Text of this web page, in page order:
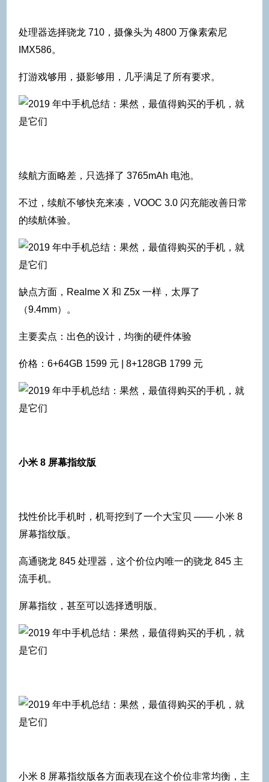
处理器选择骁龙 710，摄像头为 4800 万像素索尼
IMX586。
打游戏够用，摄影够用，几乎满足了所有要求。
续航方面略差，只选择了 3765mAh 电池。
不过，续航不够快充来凑，VOOC 3.0 闪充能改善日常
的续航体验。
缺点方面，Realme X 和 Z5x 一样，太厚了
（9.4mm）。
主要卖点：出色的设计，均衡的硬件体验
价格：6+64GB 1599 元 | 8+128GB 1799 元
小米 8 屏幕指纹版
找性价比手机时，机哥挖到了一个大宝贝 —— 小米 8
屏幕指纹版。
高通骁龙 845 处理器，这个价位内唯一的骁龙 845 主
流手机。
屏幕指纹，甚至可以选择透明版。
小米 8 屏幕指纹版各方面表现在这个价位非常均衡，主